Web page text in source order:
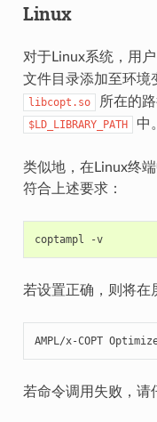
Linux
对于Linux系统，用
文件目录添加至环境
libcopt.so 所在的
$LD_LIBRARY_PATH 中。
类似地，在Linux终
符合上述要求：
coptampl -v
若设置正确，则将在
AMPL/x-COPT
若命令调用失败，请